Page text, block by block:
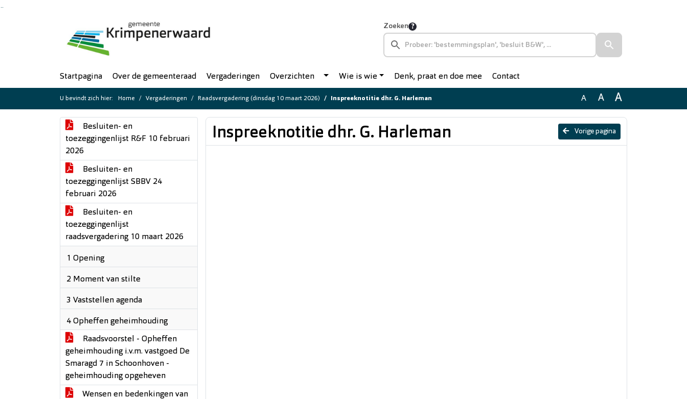
Zoeken
Startpagina Over de gemeenteraad Vergaderingen Overzichten Wie is wie Denk, praat en doe mee Contact
U bevindt zich hier: Home Vergaderingen Raadsvergadering (dinsdag 10 maart 2026) Inspreeknotitie dhr. G. Harleman A A A
Besluiten- en
toezeggingenlijst R&F 10 februari
2026
Besluiten- en
toezeggingenlijst SBBV 24
februari 2026
Besluiten- en
toezeggingenlijst
raadsvergadering 10 maart 2026
1 Opening
2 Moment van stilte
3 Vaststellen agenda
4 Opheffen geheimhouding
Raadsvoorstel - Opheffen
geheimhouding i.v.m. vastgoed De
Smaragd 7 in Schoonhoven -
geheimhouding opgeheven
Wensen en bedenkingen van
Vorige pagina
Inspreeknotitie dhr. G. Harleman